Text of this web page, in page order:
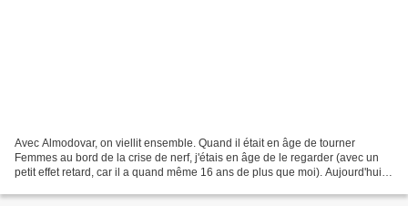
Avec Almodovar, on viellit ensemble. Quand il était en âge de tourner
Femmes au bord de la crise de nerf, j'étais en âge de le regarder (avec un
petit effet retard, car il a quand même 16 ans de plus que moi). Aujourd'hui,